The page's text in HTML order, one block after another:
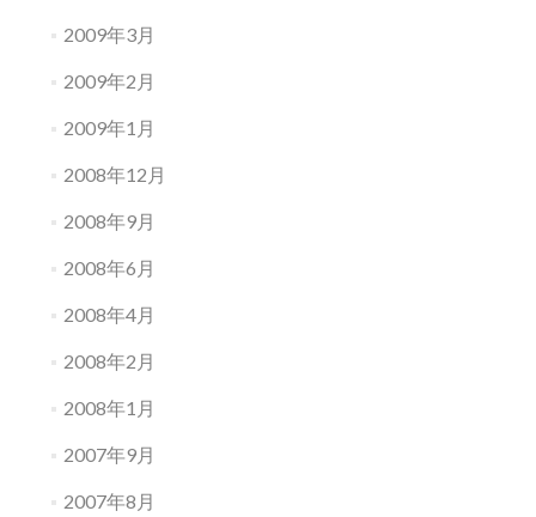
2009年3月
2009年2月
2009年1月
2008年12月
2008年9月
2008年6月
2008年4月
2008年2月
2008年1月
2007年9月
2007年8月